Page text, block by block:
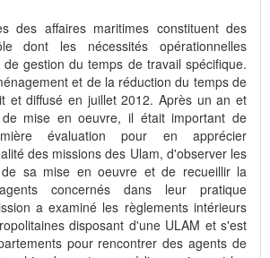
des affaires maritimes constituent des
dont les nécessités opérationnelles
gestion du temps de travail spécifique.
et de la réduction du temps de
et diffusé en juillet 2012. Après un an et
mise en oeuvre, il était important de
évaluation pour en apprécier
des missions des Ulam, d'observer les
de sa mise en oeuvre et de recueillir la
concernés dans leur pratique
a examiné les règlements intérieurs
disposant d'une ULAM et s'est
pour rencontrer des agents de